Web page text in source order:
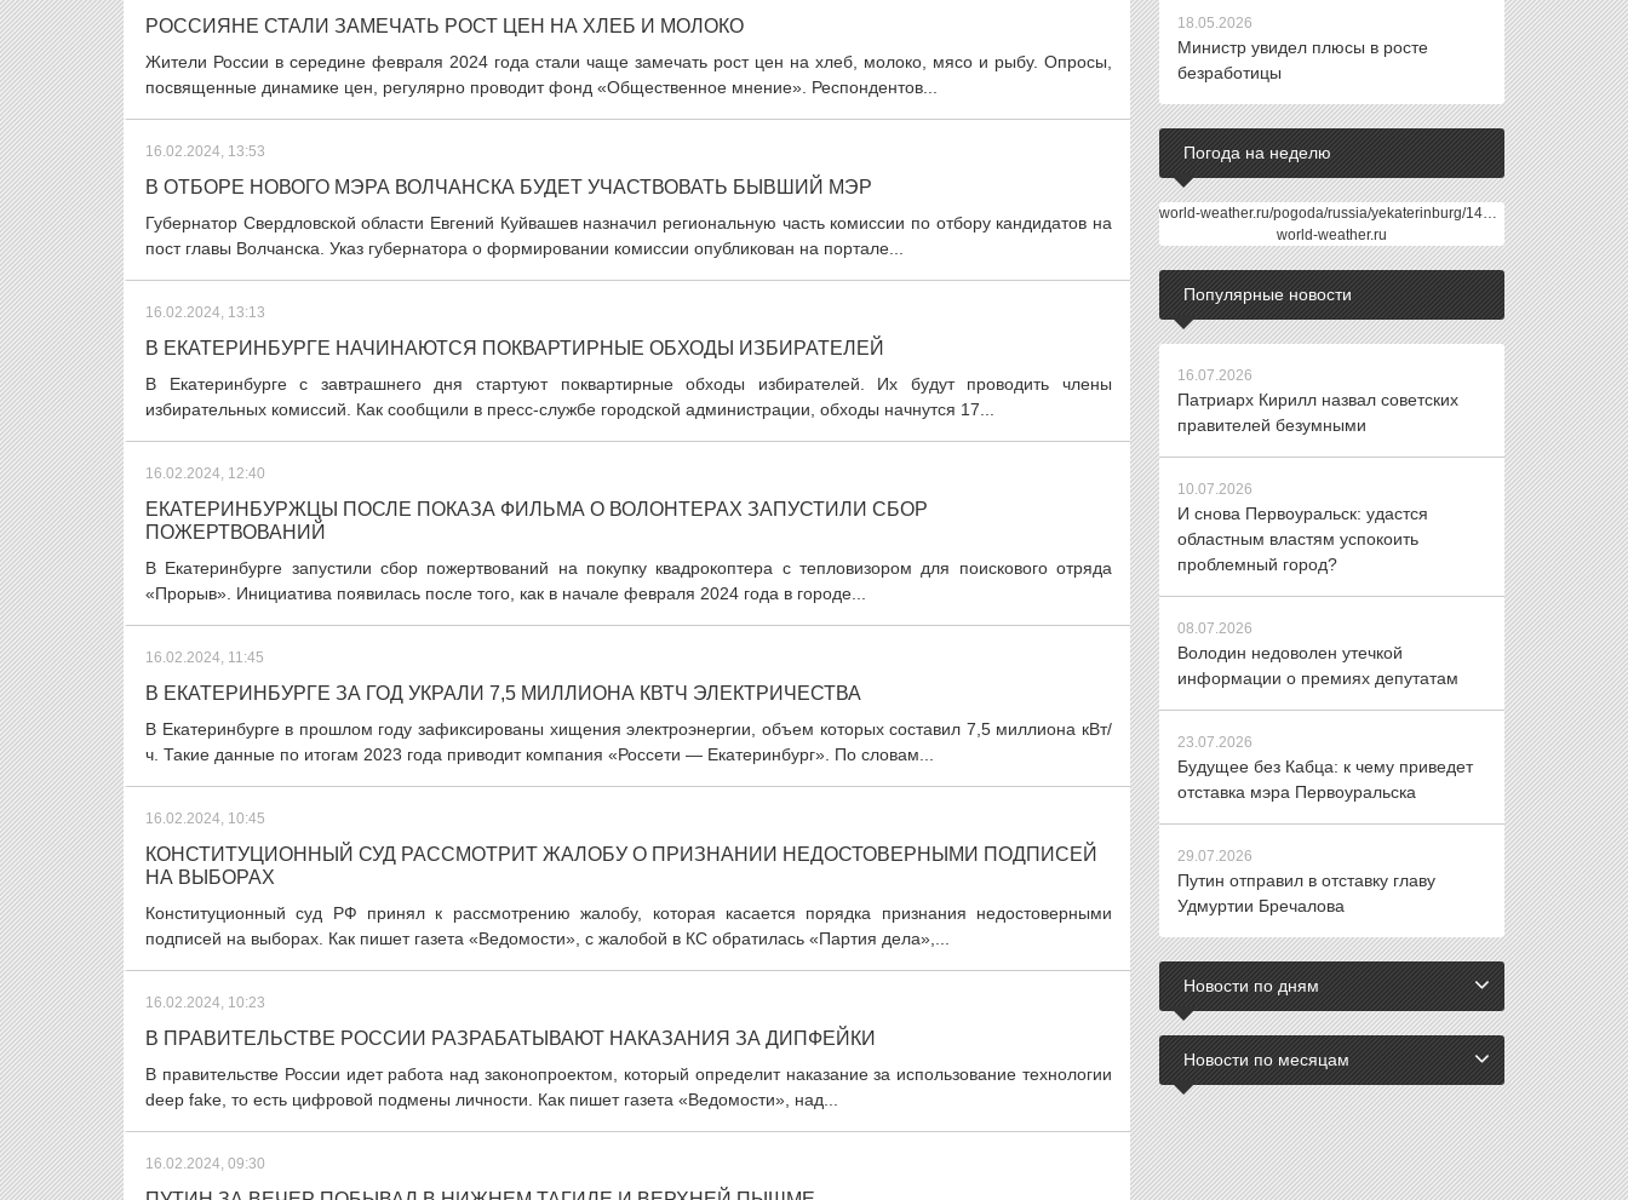
РОССИЯНЕ СТАЛИ ЗАМЕЧАТЬ РОСТ ЦЕН НА ХЛЕБ И МОЛОКО
Жители России в середине февраля 2024 года стали чаще замечать рост цен на хлеб, молоко, мясо и рыбу. Опросы,
посвященные динамике цен, регулярно проводит фонд «Общественное мнение». Респондентов...
16.02.2024, 13:53
В ОТБОРЕ НОВОГО МЭРА ВОЛЧАНСКА БУДЕТ УЧАСТВОВАТЬ БЫВШИЙ МЭР
Губернатор Свердловской области Евгений Куйвашев назначил региональную часть комиссии по отбору кандидатов на
пост главы Волчанска. Указ губернатора о формировании комиссии опубликован на портале...
16.02.2024, 13:13
В ЕКАТЕРИНБУРГЕ НАЧИНАЮТСЯ ПОКВАРТИРНЫЕ ОБХОДЫ ИЗБИРАТЕЛЕЙ
В Екатеринбурге с завтрашнего дня стартуют поквартирные обходы избирателей. Их будут проводить члены
избирательных комиссий. Как сообщили в пресс-службе городской администрации, обходы начнутся 17...
16.02.2024, 12:40
ЕКАТЕРИНБУРЖЦЫ ПОСЛЕ ПОКАЗА ФИЛЬМА О ВОЛОНТЕРАХ ЗАПУСТИЛИ СБОР
ПОЖЕРТВОВАНИЙ
В Екатеринбурге запустили сбор пожертвований на покупку квадрокоптера с тепловизором для поискового отряда
«Прорыв». Инициатива появилась после того, как в начале февраля 2024 года в городе...
16.02.2024, 11:45
В ЕКАТЕРИНБУРГЕ ЗА ГОД УКРАЛИ 7,5 МИЛЛИОНА КВТЧ ЭЛЕКТРИЧЕСТВА
В Екатеринбурге в прошлом году зафиксированы хищения электроэнергии, объем которых составил 7,5 миллиона кВт/
ч. Такие данные по итогам 2023 года приводит компания «Россети — Екатеринбург». По словам...
16.02.2024, 10:45
КОНСТИТУЦИОННЫЙ СУД РАССМОТРИТ ЖАЛОБУ О ПРИЗНАНИИ НЕДОСТОВЕРНЫМИ ПОДПИСЕЙ
НА ВЫБОРАХ
Конституционный суд РФ принял к рассмотрению жалобу, которая касается порядка признания недостоверными
подписей на выборах. Как пишет газета «Ведомости», с жалобой в КС обратилась «Партия дела»,...
16.02.2024, 10:23
В ПРАВИТЕЛЬСТВЕ РОССИИ РАЗРАБАТЫВАЮТ НАКАЗАНИЯ ЗА ДИПФЕЙКИ
В правительстве России идет работа над законопроектом, который определит наказание за использование технологии
deep fake, то есть цифровой подмены личности. Как пишет газета «Ведомости», над...
16.02.2024, 09:30
18.05.2026
Министр увидел плюсы в росте
безработицы
Погода на неделю
world-weather.ru/pogoda/russia/yekaterinburg/14days/
world-weather.ru
Популярные новости
16.07.2026
Патриарх Кирилл назвал советских
правителей безумными
10.07.2026
И снова Первоуральск: удастся
областным властям успокоить
проблемный город?
08.07.2026
Володин недоволен утечкой
информации о премиях депутатам
23.07.2026
Будущее без Кабца: к чему приведет
отставка мэра Первоуральска
29.07.2026
Путин отправил в отставку главу
Удмуртии Бречалова
Новости по дням
Новости по месяцам